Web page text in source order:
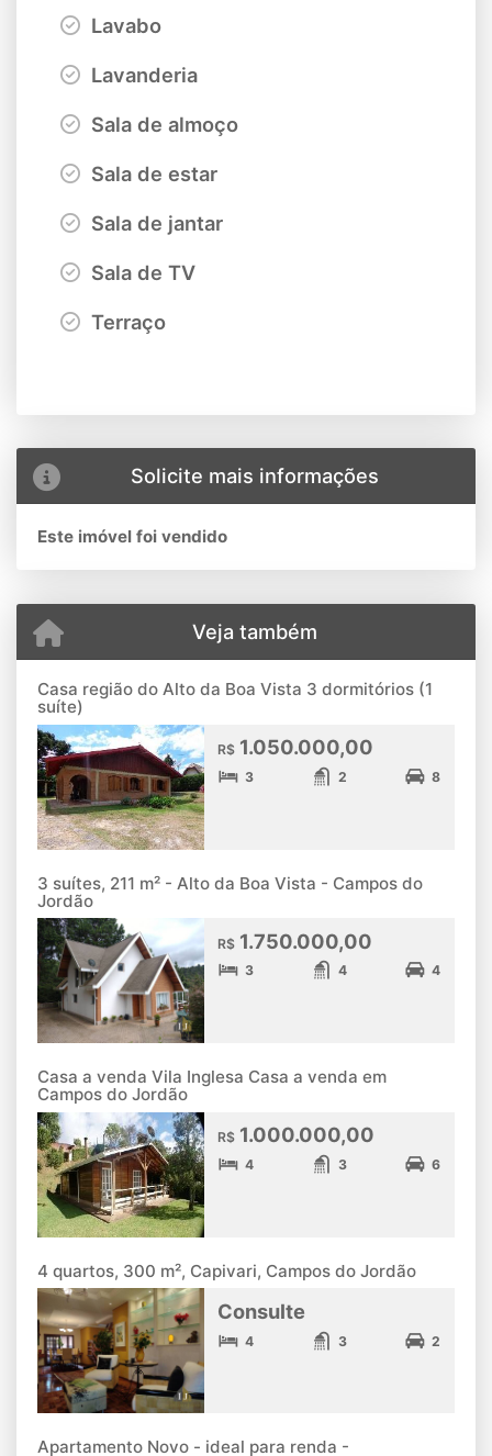
Lavabo
Lavanderia
Sala de almoço
Sala de estar
Sala de jantar
Sala de TV
Terraço
Solicite mais informações
Este imóvel foi vendido
Veja também
Casa região do Alto da Boa Vista 3 dormitórios (1
suíte)
R$ 1.050.000,00
3 2 8
3 suítes, 211 m² - Alto da Boa Vista - Campos do
Jordão
R$ 1.750.000,00
3 4 4
Casa a venda Vila Inglesa Casa a venda em
Campos do Jordão
R$ 1.000.000,00
4 3 6
4 quartos, 300 m², Capivari, Campos do Jordão
Consulte
4 3 2
Apartamento Novo - ideal para renda -